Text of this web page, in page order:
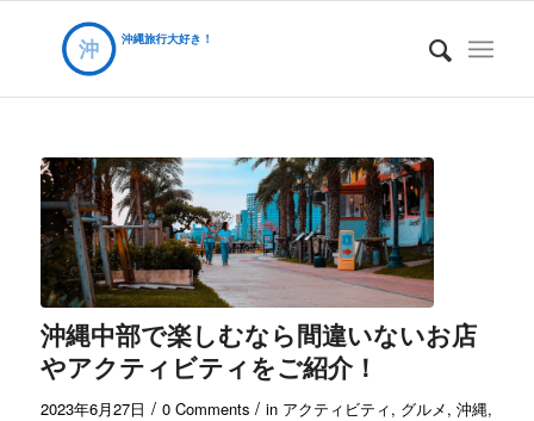
沖縄中部で楽しむなら間違いないお店
やアクティビティをご紹介！
2023年6月27日 / 0 Comments / in アクティビティ, グルメ, 沖縄,